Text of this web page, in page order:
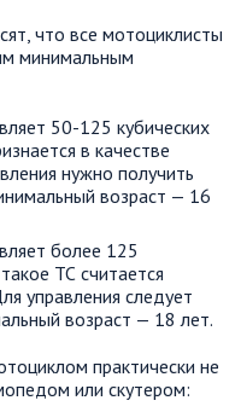
что все мотоциклисты
минимальным
50-125 кубических
в качестве
нужно получить
возраст — 16
более 125
ТС считается
управления следует
возраст — 18 лет.
практически не
или скутером: